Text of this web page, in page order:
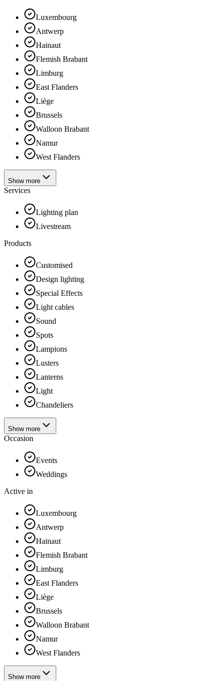
Luxembourg
Antwerp
Hainaut
Flemish Brabant
Limburg
East Flanders
Liège
Brussels
Walloon Brabant
Namur
West Flanders
Show more
Services
Lighting plan
Livestream
Products
Customised
Design lighting
Special Effects
Light cables
Sound
Spots
Lampions
Lusters
Lanterns
Light
Chandeliers
Show more
Occasion
Events
Weddings
Active in
Luxembourg
Antwerp
Hainaut
Flemish Brabant
Limburg
East Flanders
Liège
Brussels
Walloon Brabant
Namur
West Flanders
Show more